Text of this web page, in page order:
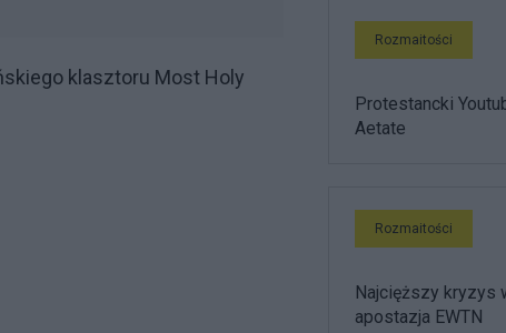
klasztoru Most Holy
Rozmaitości
Protestancki
Aetate
Rozmaitości
Najcięższy kryzys
apostazja EWTN